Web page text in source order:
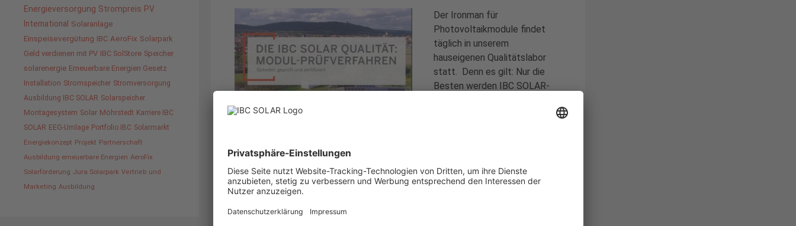
Der Ironman für
Photovoltaikmodule findet
täglich in unserem
hauseigenen Qualitätslabor
statt. Denn es gilt: Nur die
Besten werden IBC SOLAR-
und Flasher, über einen
Feuchtetest bis hin zu Langzeitbeobachtungen auf unserer Testanlage. Im
vierten Beitrag der Serie stellen wir die Temperaturwechselprüfung in unseren
Klimakammern vor. (mehr…)
Energieversorgung Strompreis PV
International Solaranlage
Einspeisevergütung IBC AeroFix Solarpark
Geld verdienen mit PV IBC SolStore Speicher
solarenergie Erneuerbare Energien Gesetz
Installation Stromspeicher Stromversorgung
Ausbildung IBC SOLAR Solarspeicher
Montagesystem Solar Möhrstedt Karriere IBC
SOLAR EEG-Umlage Portfolio IBC Solarmarkt
Energiekonzept Projekt Partnerschaft
Ausbildung erneuerbare Energien AeroFix
Solarförderung Jura Solarpark Vertrieb und
Marketing Ausbildung